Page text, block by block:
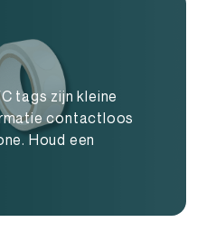
tags zijn kleine
contactloos
Houd een